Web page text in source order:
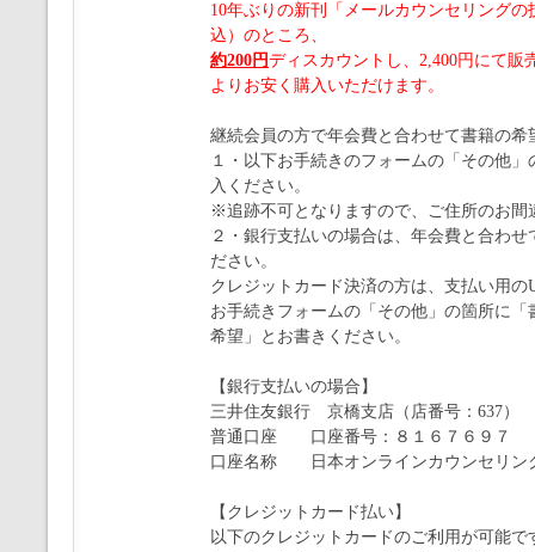
10年ぶりの新刊「メールカウンセリング
込）のところ、
約200円ディスカウントし、2,400円にて販
よりお安く購入いただけます。
継続会員の方で年会費と合わせて書籍の希
１・以下お手続きのフォームの「その他
入ください。
※追跡不可となりますので、ご住所のお間
２・銀行支払いの場合は、年会費と合わ
ださい。
クレジットカード決済の方は、支払い用
お手続きフォームの「その他」の箇所に
希望」とお書きください。
【銀行支払いの場合】
三井住友銀行 京橋支店（店番号：637）
普通口座 口座番号：８１６７６９７
口座名称 日本オンラインカウンセリン
【クレジットカード払い】
以下のクレジットカードのご利用が可能で